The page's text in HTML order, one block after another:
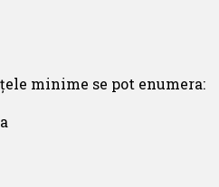
minime se pot enumera: